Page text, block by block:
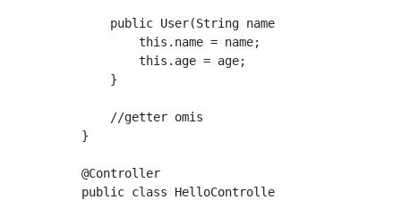
    public User(String name, Integer age) {
        this.name = name;
        this.age = age;
    }
    //getter omis
}
@Controller
public class HelloController {